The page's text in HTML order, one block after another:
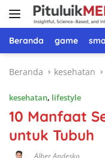
Langsung
Beranda game
Beranda kesehatan
kesehatan, lifestyle
10 Manfaat
untuk Tubuh
Alber Andesko